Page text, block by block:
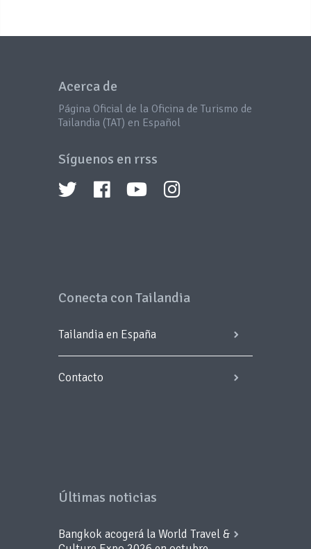
Acerca de
Página Oficial de la Oficina de Turismo de
Tailandia (TAT) en Español
Síguenos en rrss
Conecta con Tailandia
Tailandia en España
Contacto
Últimas noticias
Bangkok acogerá la World Travel &